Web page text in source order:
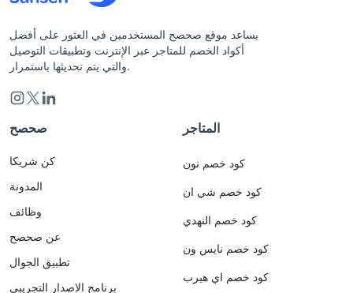
يساعد موقع صحصح المستخدمين في العثور على أفضل
أكواد الخصم للمتاجر عبر الإنترنت وتطبيقات التوصيل
والتي يتم تحديثها باستمرار.
صحصح
كن شريكا
المدونة
وظائف
عن صحصح
تطبيق الجوال
برنامج الاصدار التجريبي
المتاجر
كود خصم نون
كود خصم شي ان
كود خصم النهدي
كود خصم نايس ون
كود خصم اي هيرب